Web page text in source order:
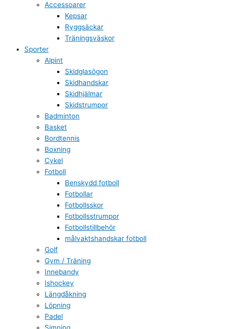
Accessoarer
Kepsar
Ryggsäckar
Träningsväskor
Sporter
Alpint
Skidglasögon
Skidhandskar
Skidhjälmar
Skidstrumpor
Badminton
Basket
Bordtennis
Boxning
Cykel
Fotboll
Benskydd fotboll
Fotbollar
Fotbollsskor
Fotbollsstrumpor
Fotbollstillbehör
målvaktshandskar fotboll
Golf
Gym / Träning
Innebandy
Ishockey
Längdåkning
Löpning
Padel